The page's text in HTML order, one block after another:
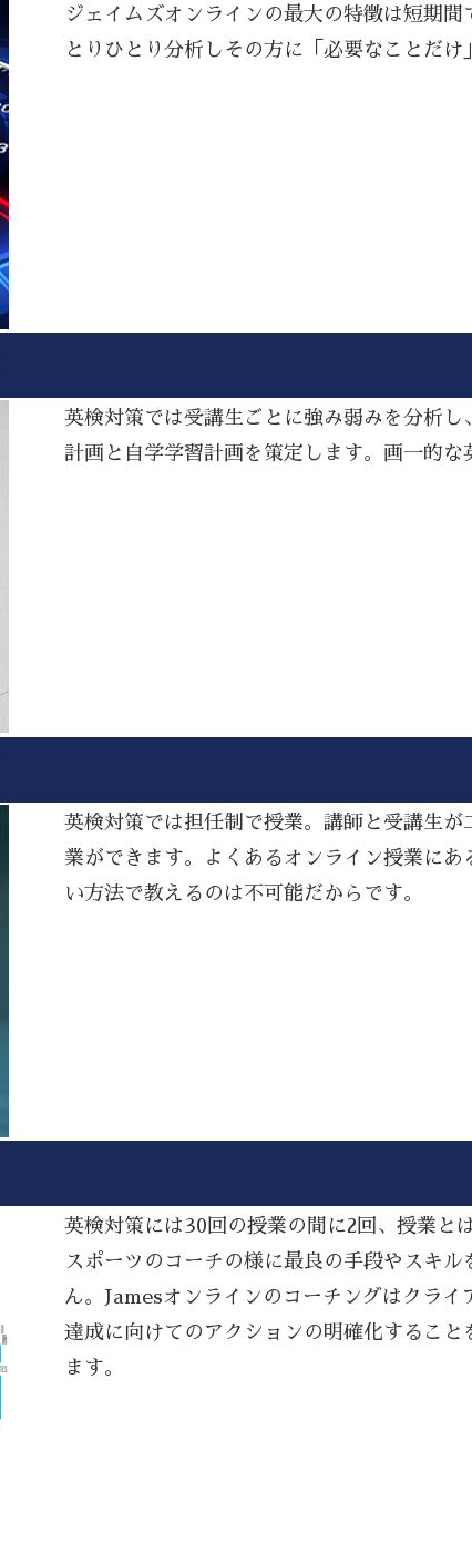
ジェイムズオンラインの最大の特徴は短期
とりひとり分析しその方に「必要なことだけ
英検対策では受講生ごとに強み弱みを分析
計画と自学学習計画を策定します。画一的な
英検対策では担任制で授業。講師と受講生
業ができます。よくあるオンライン授業に
い方法で教えるのは不可能だからです。
英検対策には30回の授業の間に2回、授業と
スポーツのコーチの様に最良の手段やスキ
ん。Jamesオンラインのコーチングはクラ
達成に向けてのアクションの明確化するこ
ます。